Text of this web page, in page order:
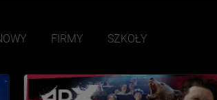
FIRMY SZKOŁY